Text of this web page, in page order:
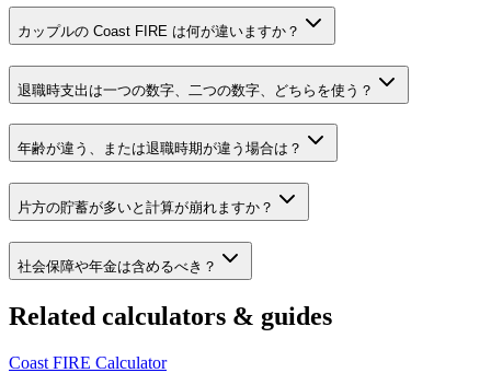
カップルの Coast FIRE は何が違いますか？
退職時支出は一つの数字、二つの数字、どちらを使う？
年齢が違う、または退職時期が違う場合は？
片方の貯蓄が多いと計算が崩れますか？
社会保障や年金は含めるべき？
Related calculators & guides
Coast FIRE Calculator